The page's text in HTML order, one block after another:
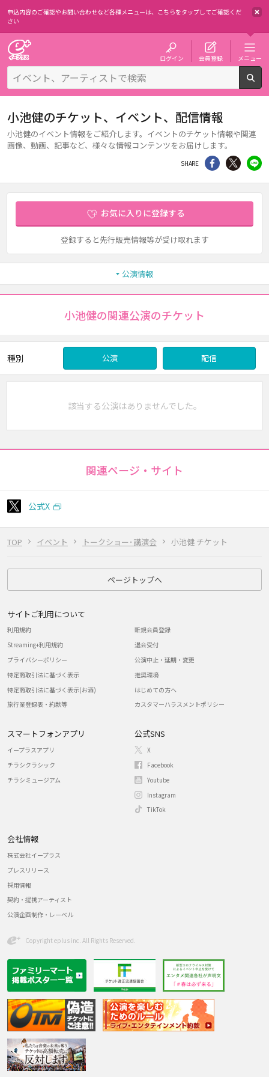
申込内容のご確認やお問い合わせなど各種メニューは、 こちらをタップしてご確認くだ
さい
ログイン 会員登録 メニュー
TOP イベント トークショー･講演会 小池健 チケット
小池健のチケット、イベント、配信情報
小池健のイベント情報をご紹介します。イベントのチケット情報や関連
画像、動画、記事など、様々な情報コンテンツをお届けします。
SHARE シェア Twitter
お気に入りに登録する
登録すると先行販売情報等が受け取れます
公演情報
小池健の関連公演のチケット
種別 公演 配信
該当する公演はありませんでした。
関連ページ・サイト
公式X
ページトップへ
サイトご利用について
利用規約
Streaming+利用規約
プライバシーポリシー
特定商取引法に基づく表示
特定商取引法に基づく表示(お酒)
旅行業登録表・約款等
新規会員登録
退会受付
公演中止・延期・変更
推奨環境
はじめての方へ
カスタマーハラスメントポリシー
スマートフォンアプリ
イープラスアプリ
チラシクラシック
チラシミュージアム
公式SNS
X
Facebook
Youtube
Instagram
TikTok
会社情報
株式会社イープラス
プレスリリース
採用情報
契約・提携アーティスト
公演企画制作・レーベル
Copyright eplus inc. All Rights Reserved.